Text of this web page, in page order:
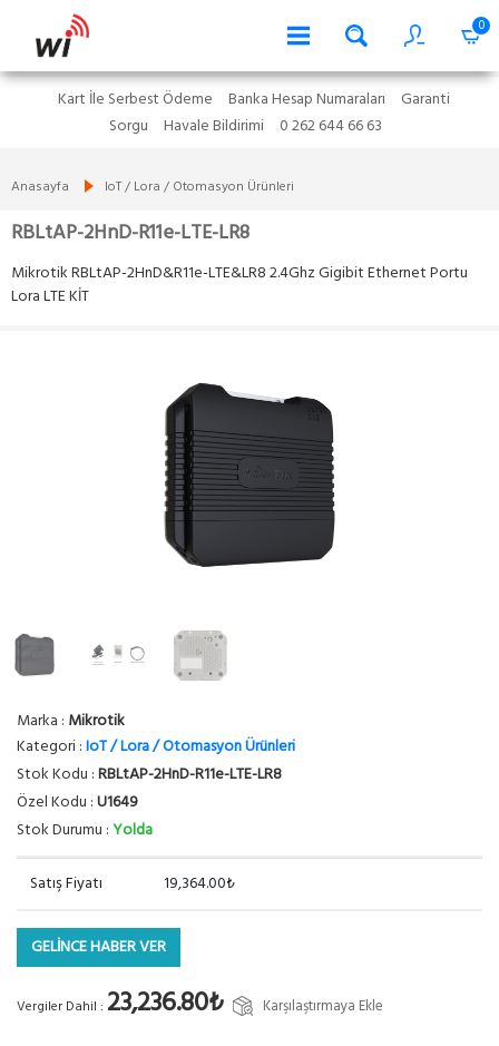
0
Kart İle Serbest Ödeme Banka Hesap Numaraları
Garanti
Sorgu
Havale Bildirimi 0 262 644 66 63
Anasayfa IoT / Lora / Otomasyon Ürünleri
RBLtAP-2HnD-R11e-LTE-LR8
Mikrotik RBLtAP-2HnD&R11e-LTE&LR8 2.4Ghz Gigibit Ethernet Portu
Lora LTE KİT
Marka : Mikrotik
Kategori :IoT / Lora / Otomasyon Ürünleri
Stok Kodu :RBLtAP-2HnD-R11e-LTE-LR8
Özel Kodu :U1649
Stok Durumu :Yolda
Satış Fiyatı 19,364.00₺
GELİNCE HABER VER
Vergiler Dahil : 23,236.80₺ Karşılaştırmaya Ekle
Ürün Durumu : Yolda